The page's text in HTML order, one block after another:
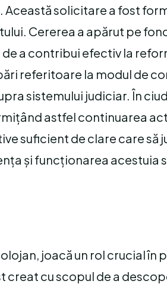
solicitare a fost
Cererea a apărut pe
a contribui efectiv la
referitoare la modul de
sistemului judiciar. În
astfel continuarea
suficient de clare care să
și funcționarea acestuia
joacă un rol crucial în
creat cu scopul de a